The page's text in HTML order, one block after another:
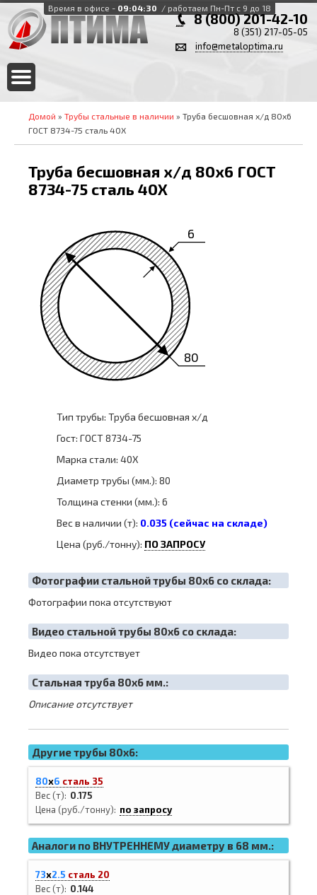
Время в офисе - 09:04:31 / работаем Пн-Пт с 9 до 18
8 (800) 201-42-10
8 (351) 217-05-05
info@metaloptima.ru
Домой » Трубы стальные в наличии » Труба бесшовная х/д 80х6
ГОСТ 8734-75 сталь 40Х
Труба бесшовная х/д 80х6 ГОСТ
8734-75 сталь 40Х
80
6
Тип трубы: Труба бесшовная х/д
Гост: ГОСТ 8734-75
Марка стали: 40Х
Диаметр трубы (мм.): 80
Толщина стенки (мм.): 6
Вес в наличии (т): 0.035 (сейчас на складе)
Цена (руб./тонну): ПО ЗАПРОСУ
Фотографии стальной трубы 80х6 со склада:
Фотографии пока отсутствуют
Видео стальной трубы 80х6 со склада:
Видео пока отсутствует
Cтальная труба 80х6 мм.:
Описание отсутствует
Другие трубы 80x6:
80х6 сталь 35
Вес (т)
0.175
Цена (руб./тонну)
по запросу
Аналоги по ВНУТРЕННЕМУ диаметру в 68 мм.:
73х2.5 сталь 20
Вес (т)
0.144